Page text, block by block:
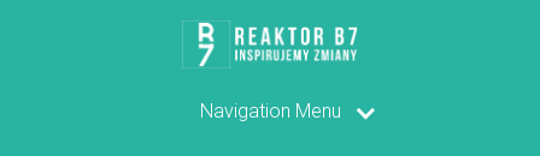
Navigation Menu